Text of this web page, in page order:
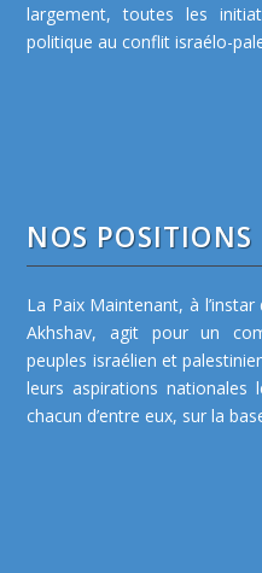
largement, toutes les
politique au conflit israélo-
NOS POSITIONS
La Paix Maintenant, à
Akhshav, agit pour un
peuples israélien et
leurs aspirations nationales
chacun d’entre eux, sur la